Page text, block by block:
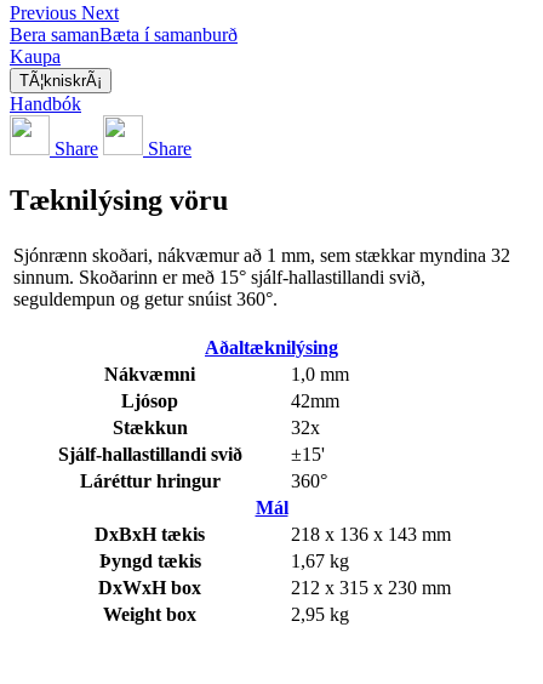
Previous Next
Bera samanBæta í samanburð
Kaupa
TÃ¦kniskrÃ¡
Handbók
Share Share
Tæknilýsing vöru
Sjónrænn skoðari, nákvæmur að 1 mm, sem stækkar myndina 32
sinnum. Skoðarinn er með 15° sjálf-hallastillandi svið,
seguldempun og getur snúist 360°.
Aðaltæknilýsing
Nákvæmni
1,0 mm
Ljósop
42mm
Stækkun
32x
Sjálf-hallastillandi svið
±15'
Láréttur hringur
360°
Mál
DxBxH tækis
218 x 136 x 143 mm
Þyngd tækis
1,67 kg
DxWxH box
212 x 315 x 230 mm
Weight box
2,95 kg